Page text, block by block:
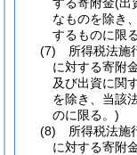
なものを除き
するものに限
(7)
所得税法施
に対する寄附
及び出資に関
を除き、当該
のに限る。)
(8)
所得税法施
に対する寄附